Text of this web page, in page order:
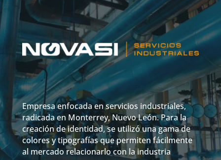
Empresa enfocada en servicios industriales,
radicada en Monterrey, Nuevo León. Para la
creación de identidad, se utilizó una gama de
colores y tipografías que permiten fácilmente
al mercado relacionarlo con la industria